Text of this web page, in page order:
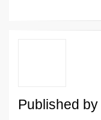
Published by